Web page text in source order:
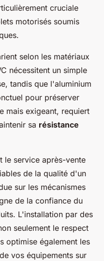
cruciale
motorisés soumis
selon les matériaux
nécessitent un simple
tandis que l'aluminium
pour préserver
mais exigeant, requiert
sa résistance
le service après-vente
de la qualité d'un
sur les mécanismes
de la confiance du
L'installation par des
seulement le respect
optimise également les
vos équipements sur